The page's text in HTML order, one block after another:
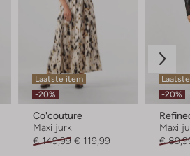
Laatste item
-20%
Co'couture
Maxi jurk
€ 149,99 € 119,99
-20%
Maxi
€